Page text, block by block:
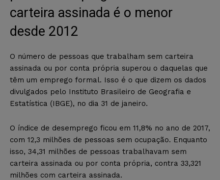
carteira assinada é o menor
desde 2012
O número de pessoas que trabalham sem carteira
assinada ou por conta própria superou o daquelas que
têm um emprego formal. Isso é o que dizem os dados
divulgados pelo Instituto Brasileiro de Geografia e
Estatística (IBGE), no dia 31 de janeiro.
O índice de desemprego ficou em 11,8% no ano de 2017,
com 12,3 milhões de pessoas sem ocupação. Enquanto
isso, 34,31 milhões de pessoas trabalhavam sem
carteira assinada ou por conta própria, contra 33,321
milhões com carteira assinada.